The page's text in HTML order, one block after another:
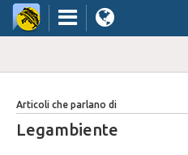
Articoli che parlano di
Legambiente